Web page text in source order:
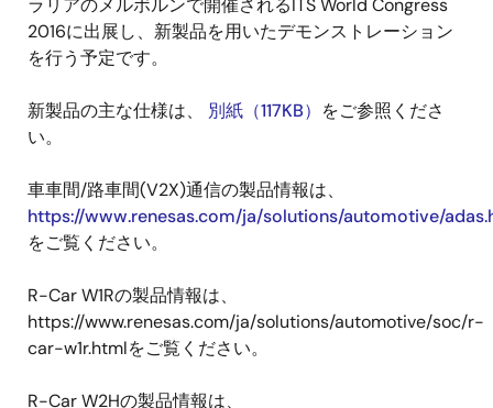
ラリアのメルボルンで開催されるITS World Congress
2016に出展し、新製品を用いたデモンストレーション
を行う予定です。
新製品の主な仕様は、 別紙（117KB） をご参照くださ
い。
車車間/路車間(V2X)通信の製品情報は、
https://www.renesas.com/ja/solutions/automotive/
をご覧ください。
R-Car W1Rの製品情報は、
https://www.renesas.com/ja/solutions/automotive/soc/r-
car-w1r.htmlをご覧ください。
R-Car W2Hの製品情報は、